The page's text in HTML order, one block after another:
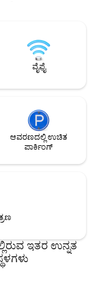
ಸಾಂಟಾ ಕ್ರೂಜ್, ನಾಪಾ
ಅನ್ವೇಷಿಸಲು
ಸ್ತಬ್ಧ, ಪ್ರಕೃತಿ ತುಂಬಿದ
ಆನಂದಿಸುತ್ತಿರುವಾಗ.
ವೈಫೈ
ಆವರಣದಲ್ಲಿ ಉಚಿತ
ಪಾರ್ಕಿಂಗ್
ಇತರ ಉನ್ನತ